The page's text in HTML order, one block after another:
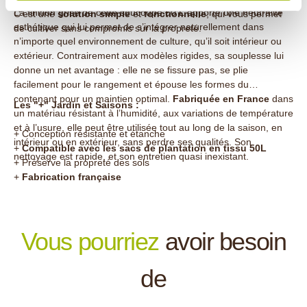
C’est unesolution simpleetfonctionnelle, qui vous permet
de cultiver sans compromis sur la propreté.
La finition grise de cette soucoupe 50 L apporte une neutralité
esthétique qui lui permet de s’intégrer naturellement dans
n’importe quel environnement de culture, qu’il soit intérieur ou
extérieur. Contrairement aux modèles rigides, sa souplesse lui
donne un net avantage : elle ne se fissure pas, se plie
facilement pour le rangement et épouse les formes du
contenant pour un maintien optimal. Fabriquée en France dans
un matériau résistant à l’humidité, aux variations de température
et à l’usure, elle peut être utilisée tout au long de la saison, en
intérieur ou en extérieur, sans perdre ses qualités. Son
nettoyage est rapide, et son entretien quasi inexistant.
Les "+" Jardin et Saisons :
+ Conception résistante et étanche
+Compatible avec les sacs de plantation en tissu 50L
+ Préserve la propreté des sols
+ Fabrication française
Vous pourriez avoir besoin
de